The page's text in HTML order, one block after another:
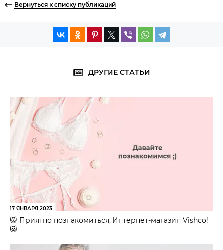
Вернуться к списку публикаций
ДРУГИЕ СТАТЬИ
17 ЯНВАРЯ 2023
😸 Приятно познакомиться, Интернет-магазин Vishco!
😻